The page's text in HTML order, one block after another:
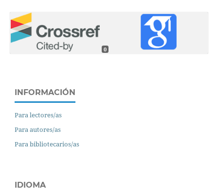
0
INFORMACIÓN
Para lectores/as
Para autores/as
Para bibliotecarios/as
IDIOMA